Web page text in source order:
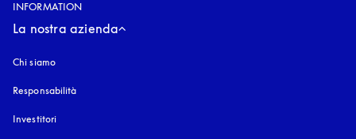
INFORMATION
La nostra azienda
Chi siamo
Responsabilità
Investitori